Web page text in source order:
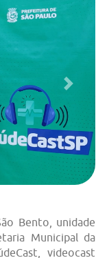
Next
Bento, unidade
Municipal da
videocast